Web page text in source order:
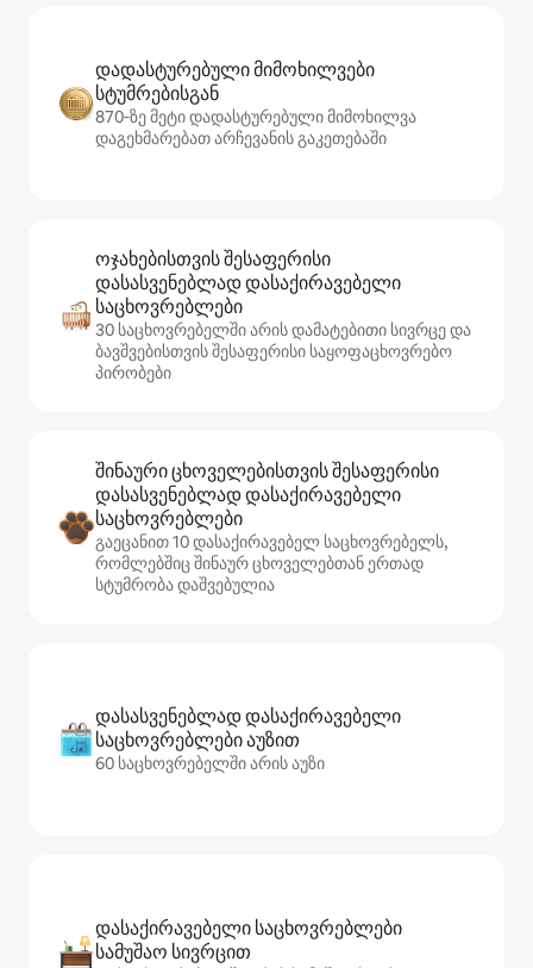
დადასტურებული მიმოხილვები
სტუმრებისგან
870‑ზე მეტი დადასტურებული მიმოხილვა
დაგეხმარებათ არჩევანის გაკეთებაში
ოჯახებისთვის შესაფერისი
დასასვენებლად დასაქირავებელი
საცხოვრებლები
30 საცხოვრებელში არის დამატებითი სივრცე და
ბავშვებისთვის შესაფერისი საყოფაცხოვრებო
პირობები
შინაური ცხოველებისთვის შესაფერისი
დასასვენებლად დასაქირავებელი
საცხოვრებლები
გაეცანით 10 დასაქირავებელ საცხოვრებელს,
რომლებშიც შინაურ ცხოველებთან ერთად
სტუმრობა დაშვებულია
დასასვენებლად დასაქირავებელი
საცხოვრებლები აუზით
60 საცხოვრებელში არის აუზი
დასაქირავებელი საცხოვრებლები
სამუშაო სივრცით